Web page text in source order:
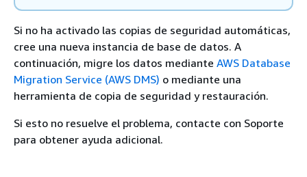
Si no ha activado las copias de seguridad automáticas,
cree una nueva instancia de base de datos. A
continuación, migre los datos mediante AWS Database
Migration Service (AWS DMS) o mediante una
herramienta de copia de seguridad y restauración.
Si esto no resuelve el problema, contacte con Soporte
para obtener ayuda adicional.